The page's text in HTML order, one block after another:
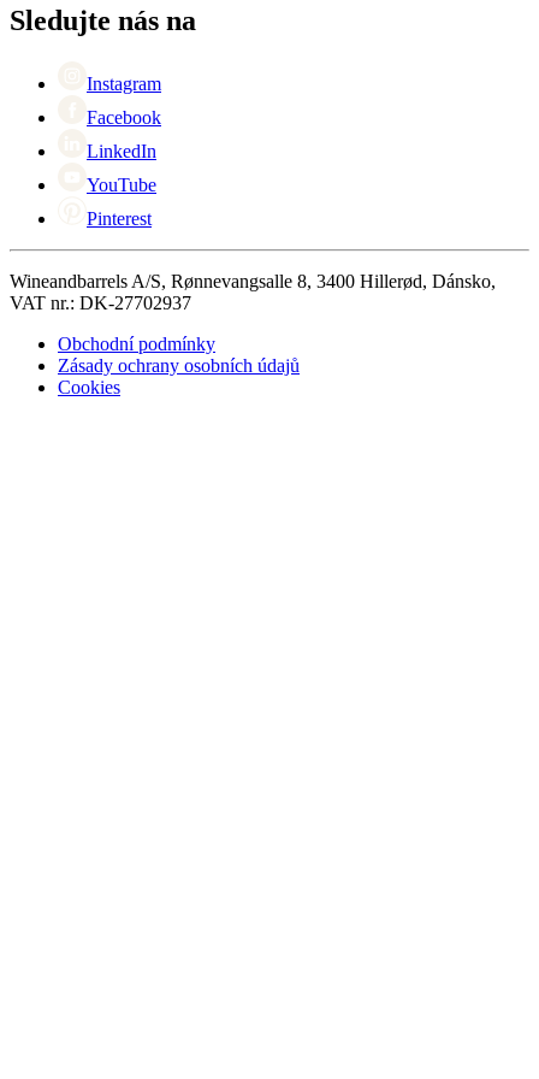
Black Friday
Singles Day
Sledujte nás na
Instagram
Facebook
LinkedIn
YouTube
Pinterest
Wineandbarrels A/S, Rønnevangsalle 8, 3400 Hillerød, Dánsko,
VAT nr.: DK-27702937
Obchodní podmínky
Zásady ochrany osobních údajů
Cookies